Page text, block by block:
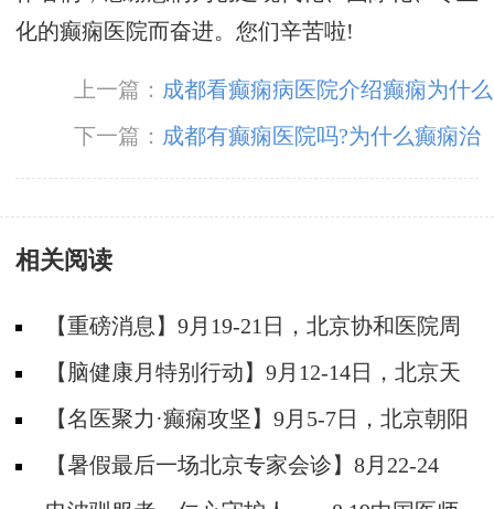
化的癫痫医院而奋进。您们辛苦啦!
上一篇： 成都看癫痫病医院介绍癫痫为什么
治疗不管用
下一篇： 成都有癫痫医院吗?为什么癫痫治
疗没效果
相关阅读
【重磅消息】9月19-21日，北京协和医院周
祥琴教授成都领衔会诊，共筑全年龄段抗癫防
线！
【脑健康月特别行动】9月12-14日，北京天
坛医院杨涛博士免费会诊+超万元援助，护航全
年龄段癫痫患者
【名医聚力·癫痫攻坚】9月5-7日，北京朝阳
医院神经内科周立春博士成都公益会诊，名额有
【暑假最后一场北京专家会诊】8月22-24